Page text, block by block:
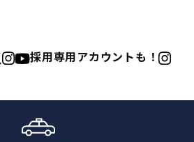
採用専用アカウントも！